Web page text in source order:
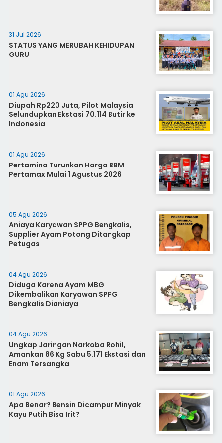
31 Jul 2026
STATUS YANG MERUBAH KEHIDUPAN
GURU
01 Agu 2026
Diupah Rp220 Juta, Pilot Malaysia
Selundupkan Ekstasi 70.114 Butir ke
Indonesia
01 Agu 2026
Pertamina Turunkan Harga BBM
Pertamax Mulai 1 Agustus 2026
05 Agu 2026
Aniaya Karyawan SPPG Bengkalis,
Supplier Ayam Potong Ditangkap
Petugas
04 Agu 2026
Diduga Karena Ayam MBG
Dikembalikan Karyawan SPPG
Bengkalis Dianiaya
04 Agu 2026
Ungkap Jaringan Narkoba Rohil,
Amankan 86 Kg Sabu 5.171 Ekstasi dan
Enam Tersangka
01 Agu 2026
Apa Benar? Bensin Dicampur Minyak
Kayu Putih Bisa Irit?